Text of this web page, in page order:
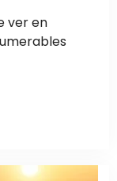
ver en